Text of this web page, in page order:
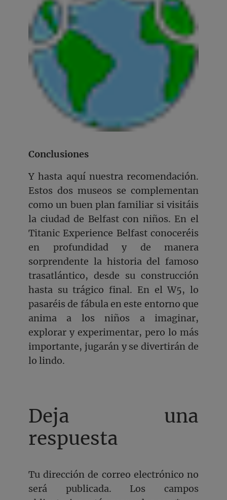
Conclusiones
Y hasta aquí nuestra recomendación.
Estos dos museos se complementan
como un buen plan familiar si visitáis
la ciudad de Belfast con niños. En el
Titanic Experience Belfast conoceréis
en profundidad y de manera
sorprendente la historia del famoso
trasatlántico, desde su construcción
hasta su trágico final. En el W5, lo
pasaréis de fábula en este entorno que
anima a los niños a imaginar,
explorar y experimentar, pero lo más
importante, jugarán y se divertirán de
lo lindo.
Deja una
respuesta
Tu dirección de correo electrónico no
será publicada.
Los campos